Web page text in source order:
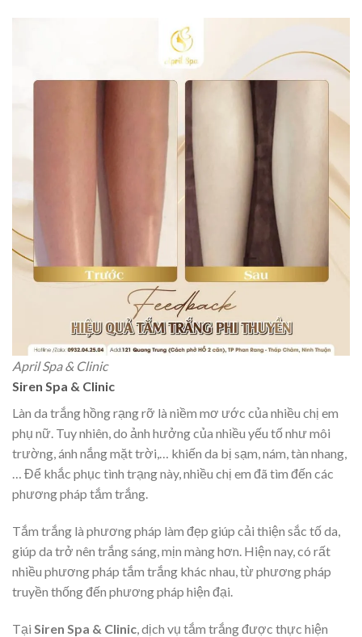
April Spa & Clinic
Siren Spa & Clinic
Làn da trắng hồng rạng rỡ là niềm mơ ước của nhiều chị em
phụ nữ. Tuy nhiên, do ảnh hưởng của nhiều yếu tố như môi
trường, ánh nắng mặt trời,… khiến da bị sạm, nám, tàn nhang,
… Để khắc phục tình trạng này, nhiều chị em đã tìm đến các
phương pháp tắm trắng.
Tắm trắng là phương pháp làm đẹp giúp cải thiện sắc tố da,
giúp da trở nên trắng sáng, mịn màng hơn. Hiện nay, có rất
nhiều phương pháp tắm trắng khác nhau, từ phương pháp
truyền thống đến phương pháp hiện đại.
Tại Siren Spa & Clinic, dịch vụ tắm trắng được thực hiện